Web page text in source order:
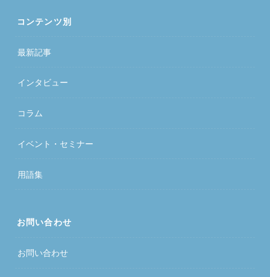
コンテンツ別
最新記事
インタビュー
コラム
イベント・セミナー
用語集
お問い合わせ
お問い合わせ